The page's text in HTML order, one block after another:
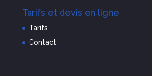
Tarifs et devis en ligne
Tarifs
Contact